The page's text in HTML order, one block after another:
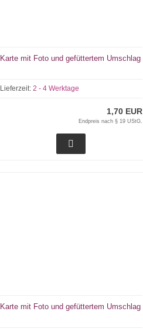
Karte mit Foto und gefüttertem Umschlag
Lieferzeit: 2 - 4 Werktage
1,70 EUR
Endpreis nach § 19 UStG.
Karte mit Foto und gefüttertem Umschlag